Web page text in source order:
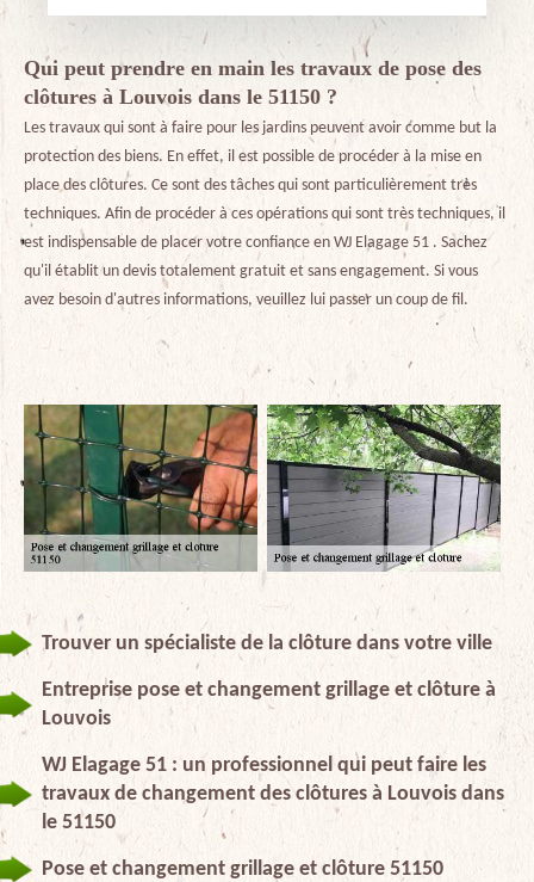
Qui peut prendre en main les travaux de pose des
clôtures à Louvois dans le 51150 ?
Les travaux qui sont à faire pour les jardins peuvent avoir comme but la
protection des biens. En effet, il est possible de procéder à la mise en
place des clôtures. Ce sont des tâches qui sont particulièrement très
techniques. Afin de procéder à ces opérations qui sont très techniques, il
est indispensable de placer votre confiance en WJ Elagage 51 . Sachez
qu'il établit un devis totalement gratuit et sans engagement. Si vous
avez besoin d'autres informations, veuillez lui passer un coup de fil.
Trouver un spécialiste de la clôture dans votre ville
Entreprise pose et changement grillage et clôture à
Louvois
WJ Elagage 51 : un professionnel qui peut faire les
travaux de changement des clôtures à Louvois dans
le 51150
Pose et changement grillage et clôture 51150